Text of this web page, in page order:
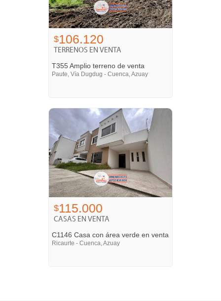
$106.120
TERRENOS EN VENTA
T355 Amplio terreno de venta
Paute, Vía Dugdug - Cuenca, Azuay
$115.000
CASAS EN VENTA
C1146 Casa con área verde en venta
Ricaurte - Cuenca, Azuay